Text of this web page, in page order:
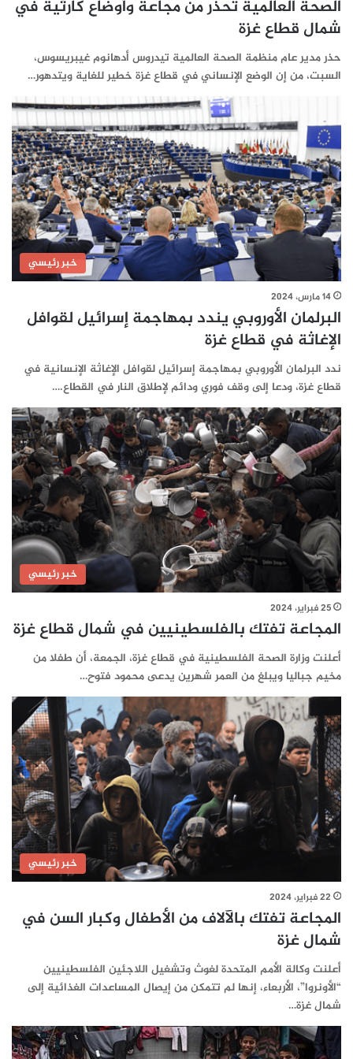
الصحة العالمية تحذر من مجاعة وأوضاع كارثية في
شمال قطاع غزة
حذر مدير عام منظمة الصحة العالمية تيدروس أدهانوم غيبريسوس،
السبت، من إن الوضع الإنساني في قطاع غزة خطير للغاية ويتدهور…
خبر رئيسي
14 مارس، 2024
البرلمان الأوروبي يندد بمهاجمة إسرائيل لقوافل
الإغاثة في قطاع غزة
ندد البرلمان الأوروبي بمهاجمة إسرائيل لقوافل الإغاثة الإنسانية في
قطاع غزة، ودعا إلى وقف فوري ودائم لإطلاق النار في القطاع.…
خبر رئيسي
25 فبراير، 2024
المجاعة تفتك بالفلسطينيين في شمال قطاع غزة
أعلنت وزارة الصحة الفلسطينية في قطاع غزة، الجمعة، أن طفلا من
مخيم جباليا ويبلغ من العمر شهرين يدعى محمود فتوح…
خبر رئيسي
22 فبراير، 2024
المجاعة تفتك بالآلاف من الأطفال وكبار السن في
شمال غزة
أعلنت وكالة الأمم المتحدة لغوث وتشغيل اللاجئين الفلسطينيين
“الأونروا”، الأربعاء، إنها لم تتمكن من إيصال المساعدات الغذائية إلى
شمال غزة…